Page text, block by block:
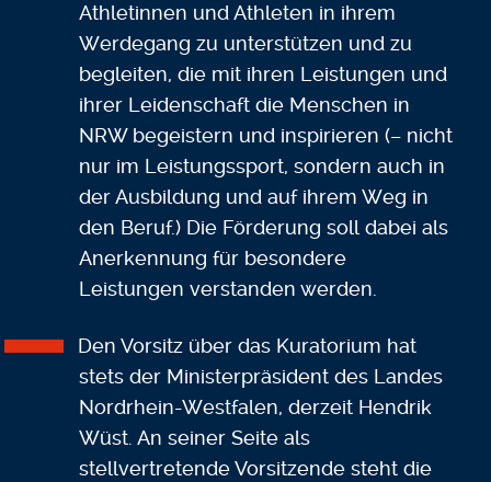
Athletinnen und Athleten in ihrem
Werdegang zu unterstützen und zu
begleiten, die mit ihren Leistungen und
ihrer Leidenschaft die Menschen in
NRW begeistern und inspirieren (– nicht
nur im Leistungssport, sondern auch in
der Ausbildung und auf ihrem Weg in
den Beruf.) Die Förderung soll dabei als
Anerkennung für besondere
Leistungen verstanden werden.
Den Vorsitz über das Kuratorium hat
stets der Ministerpräsident des Landes
Nordrhein-Westfalen, derzeit Hendrik
Wüst. An seiner Seite als
stellvertretende Vorsitzende steht die